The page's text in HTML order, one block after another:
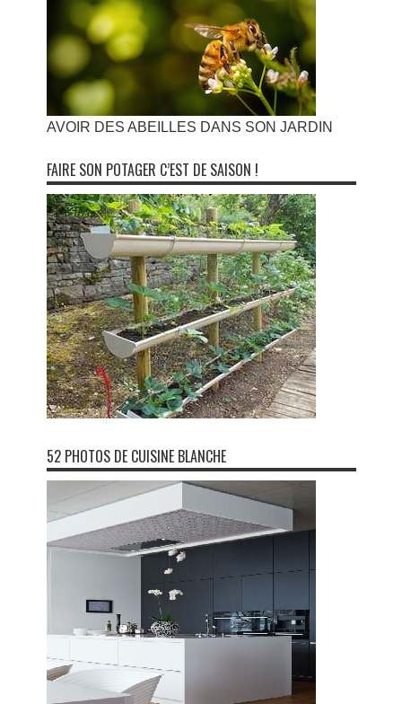
AVOIR DES ABEILLES DANS SON JARDIN
FAIRE SON POTAGER C’EST DE SAISON !
52 PHOTOS DE CUISINE BLANCHE